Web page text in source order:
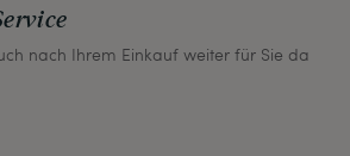
nach Ihrem Einkauf weiter für Sie da